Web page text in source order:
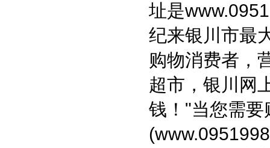
址是
纪来银川市最
购物消费者，
超市，银川网
钱！"当您需要
(